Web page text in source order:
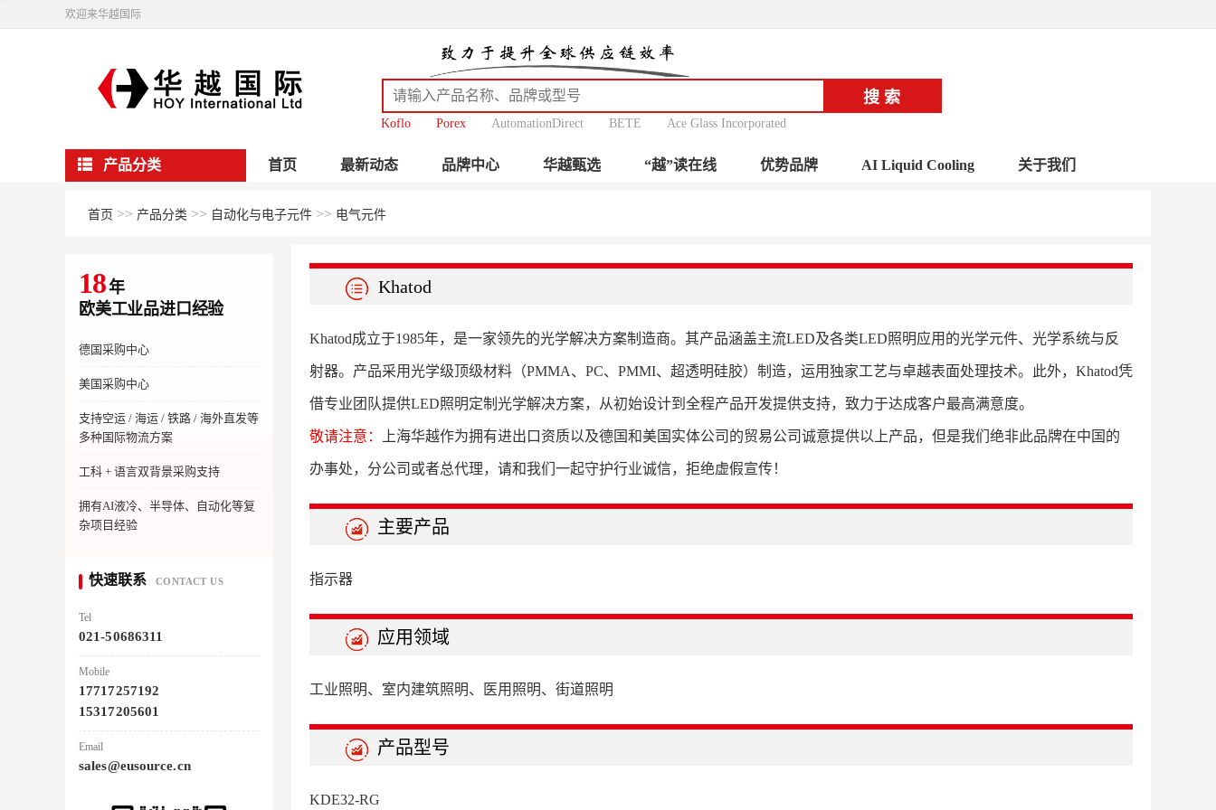
欢迎来华越国际
Koflo Porex AutomationDirect BETE Ace Glass Incorporated
首页 最新动态 品牌中心 华越甄选 “越”读在线 优势品牌 AI Liquid Cooling 关于我们
产品分类
首页 >> 产品分类 >> 自动化与电子元件 >> 电气元件
18年
欧美工业品进口经验
德国采购中心
美国采购中心
支持空运 / 海运 / 铁路 / 海外直发等
多种国际物流方案
工科 + 语言双背景采购支持
拥有AI液冷、半导体、自动化等复
杂项目经验
快速联系 CONTACT US
Tel
021-50686311
Mobile
17717257192
15317205601
Email
sales@eusource.cn
Khatod
Khatod成立于1985年，是一家领先的光学解决方案制造商。其产品涵盖主流LED及各类LED照明应用的光学元件、光学系统与反
射器。产品采用光学级顶级材料（PMMA、PC、PMMI、超透明硅胶）制造，运用独家工艺与卓越表面处理技术。此外，Khatod凭
借专业团队提供LED照明定制光学解决方案，从初始设计到全程产品开发提供支持，致力于达成客户最高满意度。
敬请注意： 上海华越作为拥有进出口资质以及德国和美国实体公司的贸易公司诚意提供以上产品，但是我们绝非此品牌在中国的
办事处，分公司或者总代理，请和我们一起守护行业诚信，拒绝虚假宣传！
主要产品
指示器
应用领域
工业照明、室内建筑照明、医用照明、街道照明
产品型号
KDE32-RG